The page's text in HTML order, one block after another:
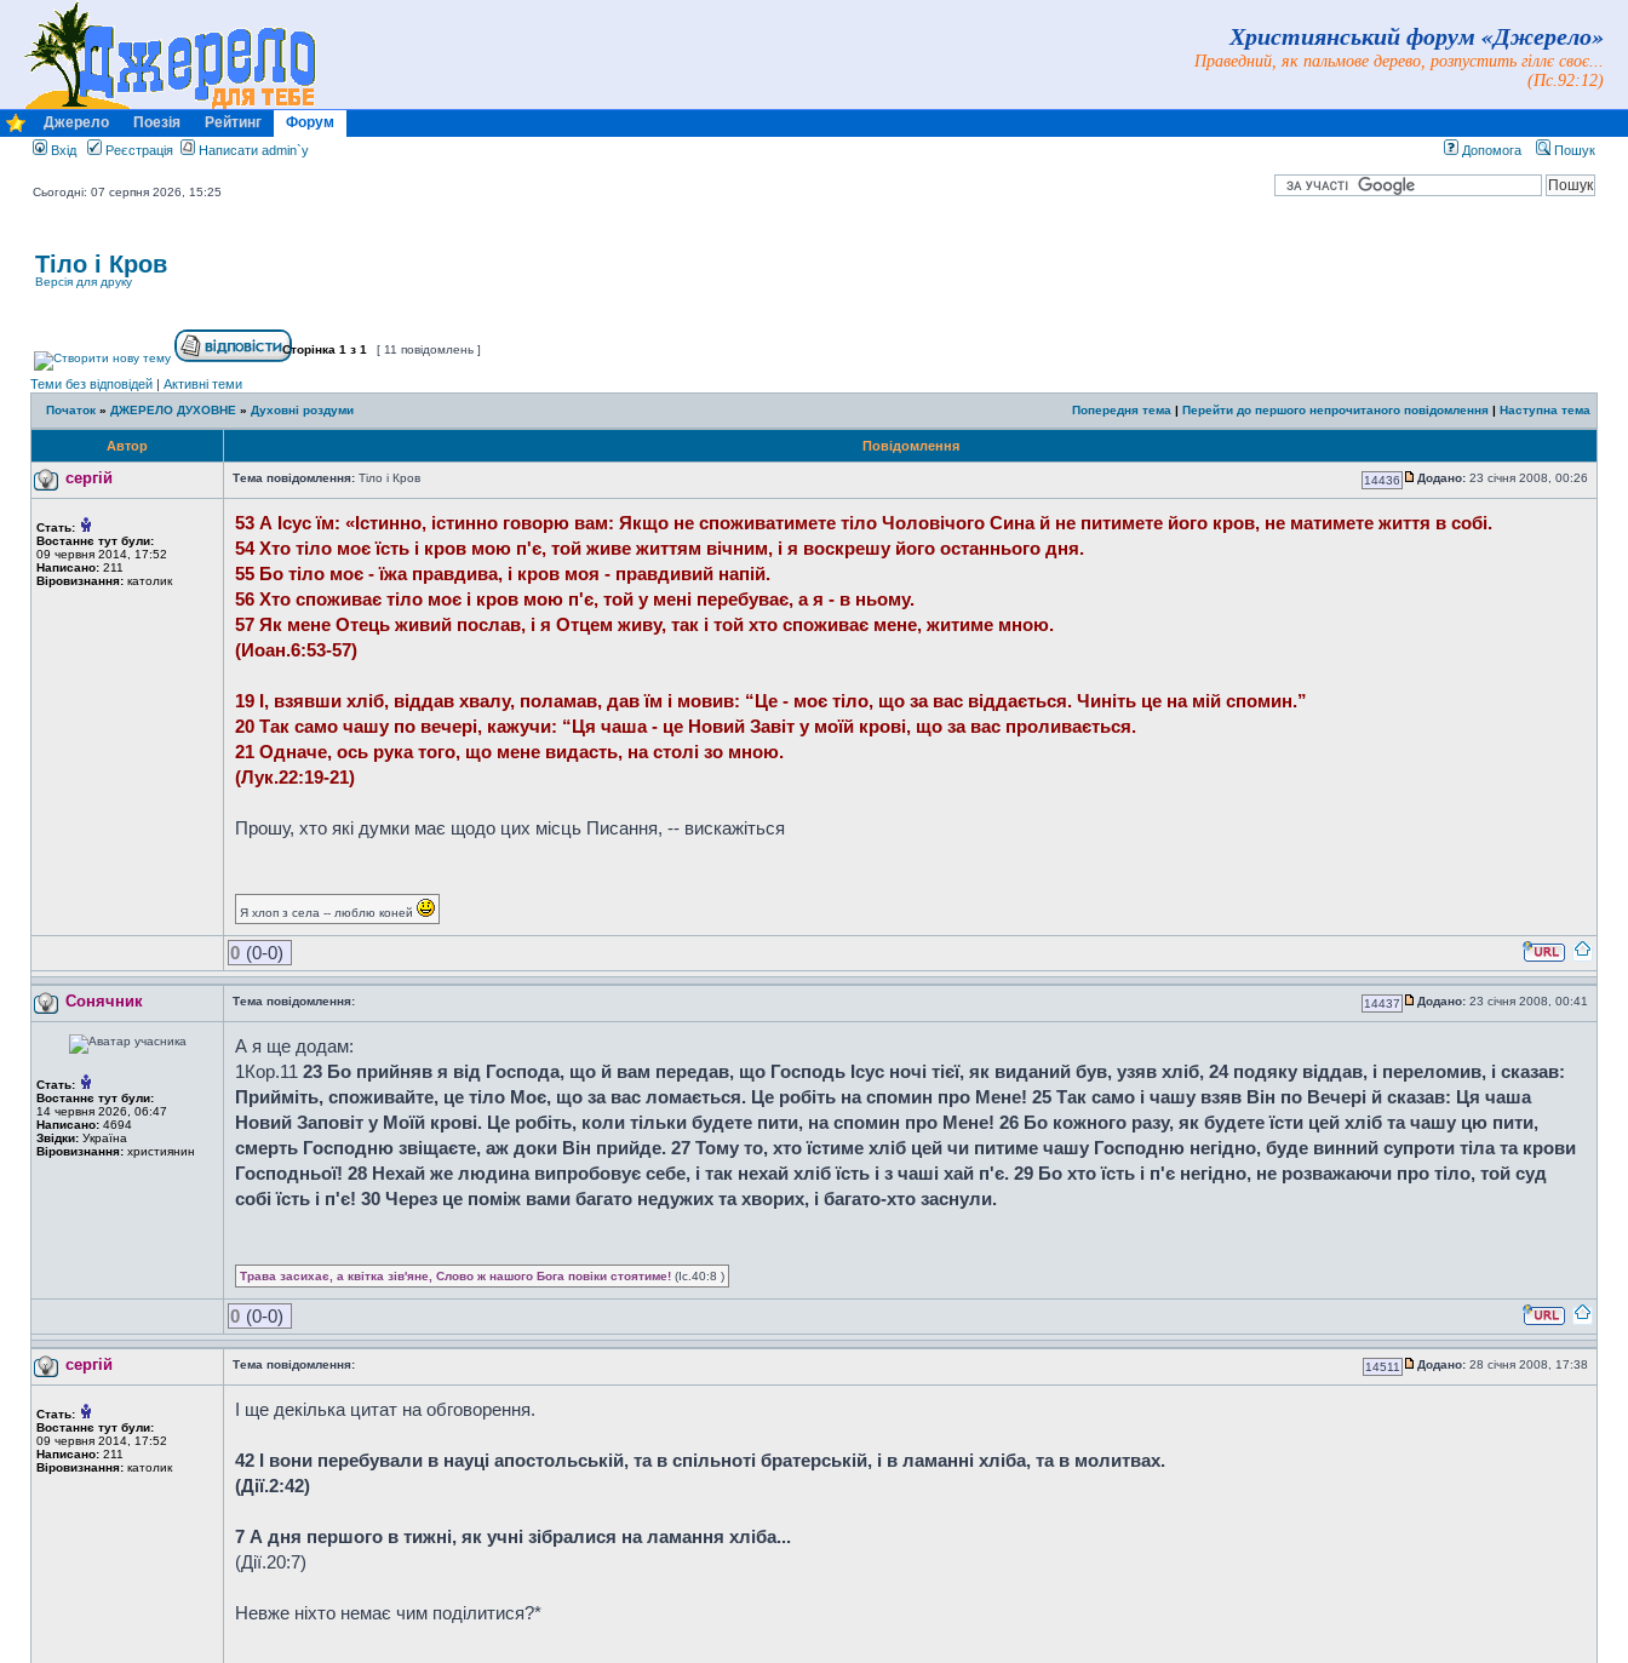
Християнський форум «Джерело»
Праведний, як пальмове дерево, розпустить гіллє своє...
(Пс.92:12)
Джерело Поезія Рейтинг Форум
Вхід Реєстрація Написати admin`у Допомога Пошук
Сьогодні: 07 серпня 2026, 15:25
Тіло і Кров
Версія для друку
Сторінка 1 з 1 [ 11 повідомлень ]
Теми без відповідей | Активні теми
Початок » ДЖЕРЕЛО ДУХОВНЕ » Духовні роздуми Попередня тема | Перейти до першого непрочитаного повідомлення | Наступна тема
Автор Повідомлення
сергій Тема повідомлення: Тіло і Кров 14436 Додано: 23 січня 2008, 00:26
Стать:
Востаннє тут були:
09 червня 2014, 17:52
Написано: 211
Віровизнання: католик
53 А Ісус їм: «Істинно, істинно говорю вам: Якщо не споживатимете тіло Чоловічого Сина й не питимете його кров, не матимете життя в собі.
54 Хто тіло моє їсть і кров мою п'є, той живе життям вічним, і я воскрешу його останнього дня.
55 Бо тіло моє - їжа правдива, і кров моя - правдивий напій.
56 Хто споживає тіло моє і кров мою п'є, той у мені перебуває, а я - в ньому.
57 Як мене Отець живий послав, і я Отцем живу, так і той хто споживає мене, житиме мною.
(Иоан.6:53-57)
19 І, взявши хліб, віддав хвалу, поламав, дав їм і мовив: “Це - моє тіло, що за вас віддається. Чиніть це на мій спомин.”
20 Так само чашу по вечері, кажучи: “Ця чаша - це Новий Завіт у моїй крові, що за вас проливається.
21 Одначе, ось рука того, що мене видасть, на столі зо мною.
(Лук.22:19-21)
Прошу, хто які думки має щодо цих місць Писання, -- вискажіться
Я хлоп з села -- люблю коней
0 (0-0)
Сонячник Тема повідомлення: 14437 Додано: 23 січня 2008, 00:41
Стать:
Востаннє тут були:
14 червня 2026, 06:47
Написано: 4694
Звідки: Україна
Віровизнання: християнин
А я ще додам:
1Кор.11 23 Бо прийняв я від Господа, що й вам передав, що Господь Ісус ночі тієї, як виданий був, узяв хліб, 24 подяку віддав, і переломив, і сказав:
Прийміть, споживайте, це тіло Моє, що за вас ломається. Це робіть на спомин про Мене! 25 Так само і чашу взяв Він по Вечері й сказав: Ця чаша
Новий Заповіт у Моїй крові. Це робіть, коли тільки будете пити, на спомин про Мене! 26 Бо кожного разу, як будете їсти цей хліб та чашу цю пити,
смерть Господню звіщаєте, аж доки Він прийде. 27 Тому то, хто їстиме хліб цей чи питиме чашу Господню негідно, буде винний супроти тіла та крови
Господньої! 28 Нехай же людина випробовує себе, і так нехай хліб їсть і з чаші хай п'є. 29 Бо хто їсть і п'є негідно, не розважаючи про тіло, той суд
собі їсть і п'є! 30 Через це поміж вами багато недужих та хворих, і багато-хто заснули.
Трава засихає, а квітка зів'яне, Слово ж нашого Бога повіки стоятиме! (Іс.40:8 )
0 (0-0)
сергій Тема повідомлення: 14511 Додано: 28 січня 2008, 17:38
Стать:
Востаннє тут були:
09 червня 2014, 17:52
Написано: 211
Віровизнання: католик
І ще декілька цитат на обговорення.
42 І вони перебували в науці апостольській, та в спільноті братерській, і в ламанні хліба, та в молитвах.
(Дiї.2:42)
7 А дня першого в тижні, як учні зібралися на ламання хліба...
(Дiї.20:7)
Невже ніхто немає чим поділитися?*